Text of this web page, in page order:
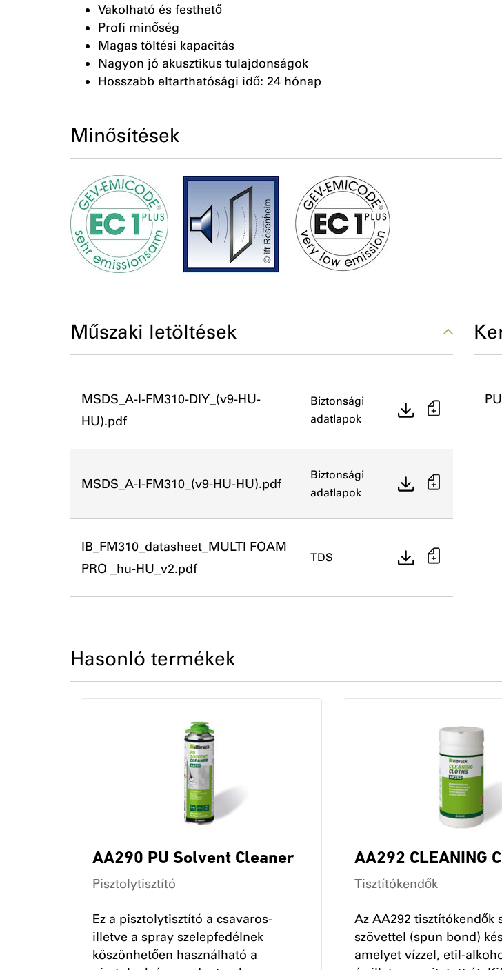
Vakolható és festhető
Profi minőség
Magas töltési kapacitás
Nagyon jó akusztikus tulajdonságok
Hosszabb eltarthatósági idő: 24 hónap
Minősítések
Műszaki letöltések
MSDS_A-I-FM310-DIY_(v9-HU-
HU).pdf
Biztonsági
adatlapok
MSDS_A-I-FM310_(v9-HU-HU).pdf
Biztonsági
adatlapok
IB_FM310_datasheet_MULTI FOAM
PRO _hu-HU_v2.pdf
TDS
Hasonló termékek
AA290 PU Solvent Cleaner
Pisztolytisztító
Ez a pisztolytisztító a csavaros-
illetve a spray szelepfedélnek
köszönhetően használható a
AA292 CLEANING
Tisztítókendők
Az AA292 tisztítókendők
szövettel (spun bond)
amelyet vízzel, etil-